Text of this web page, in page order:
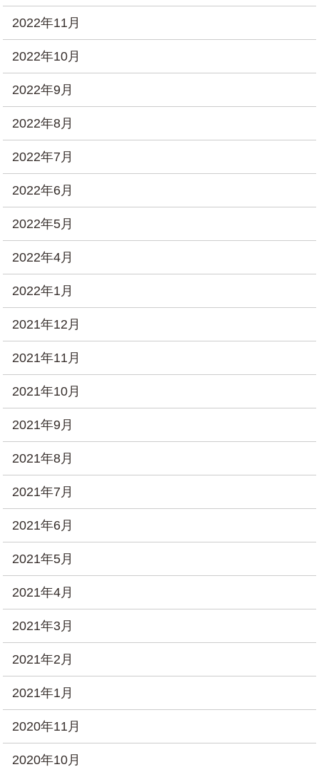
2022年11月
2022年10月
2022年9月
2022年8月
2022年7月
2022年6月
2022年5月
2022年4月
2022年1月
2021年12月
2021年11月
2021年10月
2021年9月
2021年8月
2021年7月
2021年6月
2021年5月
2021年4月
2021年3月
2021年2月
2021年1月
2020年11月
2020年10月